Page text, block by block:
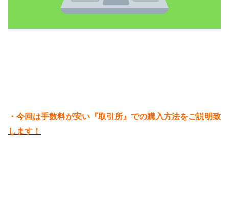
・今回は手数料が安い『取引所』での購入方法をご説明致
します！